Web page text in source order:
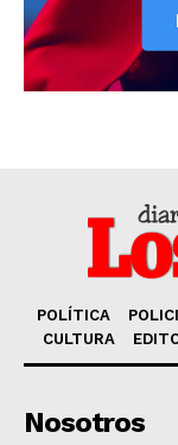
POLÍTICA
CULTURA
Nosotros